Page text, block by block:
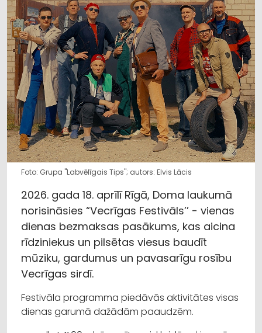
Foto: Grupa "Labvēlīgais Tips"; autors: Elvis Lācis
2026. gada 18. aprīlī Rīgā, Doma laukumā
norisināsies “Vecrīgas Festivāls’’ - vienas
dienas bezmaksas pasākums, kas aicina
rīdziniekus un pilsētas viesus baudīt
mūziku, gardumus un pavasarīgu rosību
Vecrīgas sirdī.
Festivāla programma piedāvās aktivitātes visas
dienas garumā dažādām paaudzēm.